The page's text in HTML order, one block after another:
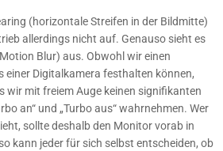
(horizontale Streifen in der Bildmitte)
allerdings nicht auf. Genauso sieht es
Blur) aus. Obwohl wir einen
einer Digitalkamera festhalten können,
wir mit freiem Auge keinen signifikanten
an“ und „Turbo aus“ wahrnehmen. Wer
sollte deshalb den Monitor vorab in
kann jeder für sich selbst entscheiden, ob